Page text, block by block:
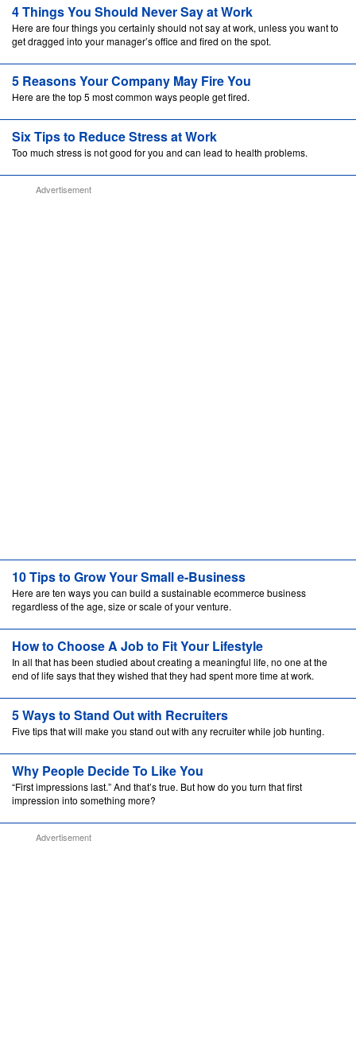
4 Things You Should Never Say at Work
Here are four things you certainly should not say at work, unless you want to
get dragged into your manager’s office and fired on the spot.
5 Reasons Your Company May Fire You
Here are the top 5 most common ways people get fired.
Six Tips to Reduce Stress at Work
Too much stress is not good for you and can lead to health problems.
Advertisement
10 Tips to Grow Your Small e-Business
Here are ten ways you can build a sustainable ecommerce business
regardless of the age, size or scale of your venture.
How to Choose A Job to Fit Your Lifestyle
In all that has been studied about creating a meaningful life, no one at the
end of life says that they wished that they had spent more time at work.
5 Ways to Stand Out with Recruiters
Five tips that will make you stand out with any recruiter while job hunting.
Why People Decide To Like You
“First impressions last.” And that’s true. But how do you turn that first
impression into something more?
Advertisement